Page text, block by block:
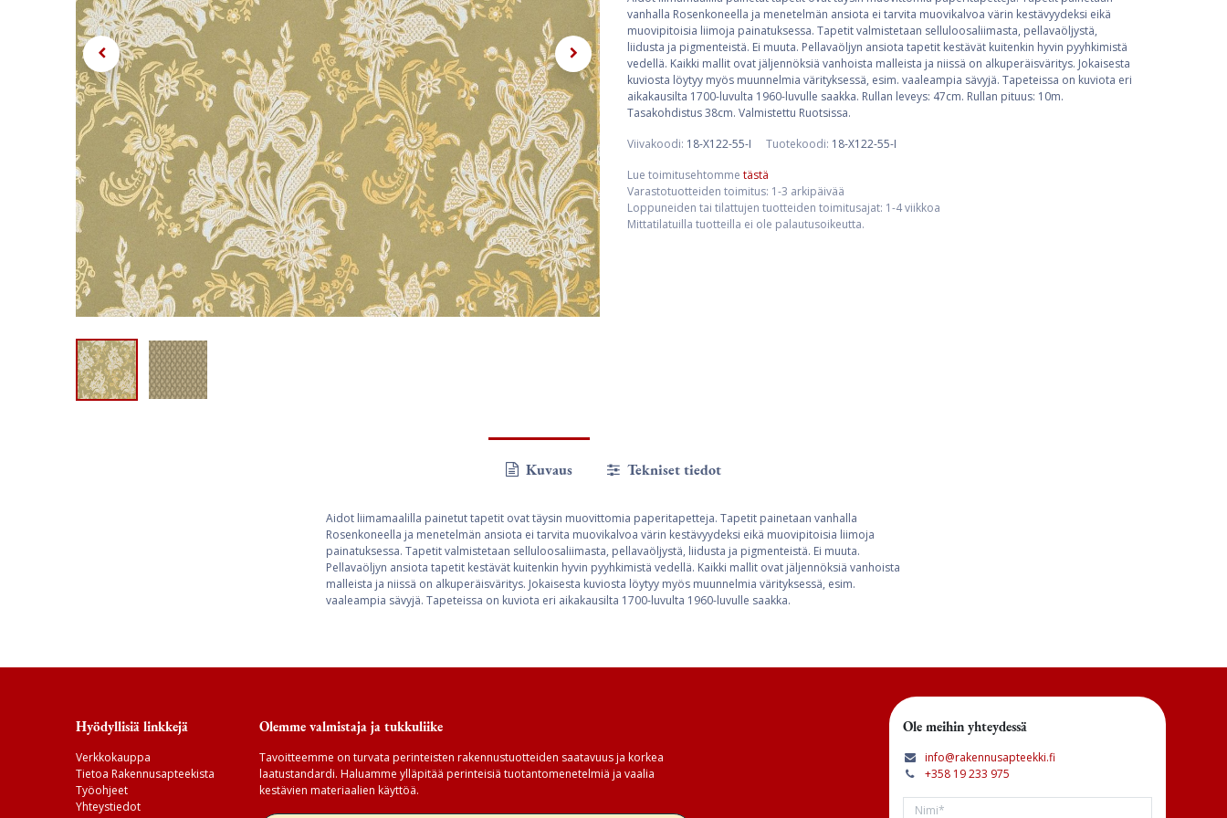
vanhalla Rosenkoneella ja menetelmän ansiota ei tarvita muovikalvoa värin kestävyydeksi eikä
muovipitoisia liimoja painatuksessa. Tapetit valmistetaan selluloosaliimasta, pellavaöljystä,
liidusta ja pigmenteistä. Ei muuta. Pellavaöljyn ansiota tapetit kestävät kuitenkin hyvin pyyhkimistä
vedellä. Kaikki mallit ovat jäljennöksiä vanhoista malleista ja niissä on alkuperäisväritys. Jokaisesta
kuviosta löytyy myös muunnelmia värityksessä, esim. vaaleampia sävyjä. Tapeteissa on kuviota eri
aikakausilta 1700-luvulta 1960-luvulle saakka. Rullan leveys: 47cm. Rullan pituus: 10m.
Tasakohdistus 38cm. Valmistettu Ruotsissa.
Viivakoodi: 18-X122-55-I Tuotekoodi: 18-X122-55-I
Lue toimitusehtomme tästä
Varastotuotteiden toimitus: 1-3 arkipäivää
Loppuneiden tai tilattujen tuotteiden toimitusajat: 1-4 viikkoa
Mittatilatuilla tuotteilla ei ole palautusoikeutta.
Kuvaus Tekniset tiedot
Aidot liimamaalilla painetut tapetit ovat täysin muovittomia paperitapetteja. Tapetit painetaan vanhalla
Rosenkoneella ja menetelmän ansiota ei tarvita muovikalvoa värin kestävyydeksi eikä muovipitoisia liimoja
painatuksessa. Tapetit valmistetaan selluloosaliimasta, pellavaöljystä, liidusta ja pigmenteistä. Ei muuta.
Pellavaöljyn ansiota tapetit kestävät kuitenkin hyvin pyyhkimistä vedellä. Kaikki mallit ovat jäljennöksiä vanhoista
malleista ja niissä on alkuperäisväritys. Jokaisesta kuviosta löytyy myös muunnelmia värityksessä, esim.
vaaleampia sävyjä. Tapeteissa on kuviota eri aikakausilta 1700-luvulta 1960-luvulle saakka.
Hyödyllisiä linkkejä
Verkkokauppa
Tietoa Rakennusapteekista
Työohjeet
Yhteystiedot
Olemme valmistaja ja tukkuliike
Tavoitteemme on turvata perinteisten rakennustuotteiden saatavuus ja korkea
laatustandardi. Haluamme ylläpitää perinteisiä tuotantomenetelmiä ja vaalia
kestävien materiaalien käyttöä.
Ole meihin yhteydessä
info@rakennusapteekki.fi
+358 19 233 975